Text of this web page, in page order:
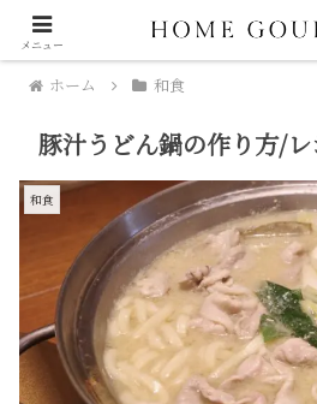
ホーム 和食
豚汁うどん鍋の作り方/
和食
メニュー